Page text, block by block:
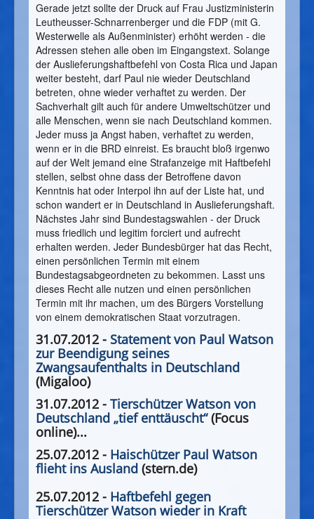
Gerade jetzt sollte der Druck auf Frau Justizministerin
Leutheusser-Schnarrenberger und die FDP (mit G.
Westerwelle als Außenminister) erhöht werden - die
Adressen stehen alle oben im Eingangstext. Solange
der Auslieferungshaftbefehl von Costa Rica und Japan
weiter besteht, darf Paul nie wieder Deutschland
betreten, ohne wieder verhaftet zu werden. Der
Sachverhalt gilt auch für andere Umweltschützer und
alle Menschen, wenn sie nach Deutschland kommen.
Jeder muss ja Angst haben, verhaftet zu werden,
wenn er in die BRD einreist. Es braucht bloß irgenwo
auf der Welt jemand eine Strafanzeige mit Haftbefehl
stellen, selbst ohne dass der Betroffene davon
Kenntnis hat oder Interpol ihn auf der Liste hat, und
schon wandert er in Deutschland in Auslieferungshaft.
Nächstes Jahr sind Bundestagswahlen - der Druck
muss friedlich und legitim forciert und aufrecht
erhalten werden. Jeder Bundesbürger hat das Recht,
einen persönlichen Termin mit einem
Bundestagsabgeordneten zu bekommen. Lasst uns
dieses Recht alle nutzen und einen persönlichen
Termin mit ihr machen, um des Bürgers Vorstellung
von einem demokratischen Staat vorzutragen.
31.07.2012 - Statement von Paul Watson
zur Beendigung seines
Zwangsaufenthalts in Deutschland
(Migaloo)
31.07.2012 - Tierschützer Watson von
Deutschland „tief enttäuscht“(Focus
online)...
25.07.2012 - Haischützer Paul Watson
flieht ins Ausland (stern.de)
25.07.2012 - Haftbefehl gegen
Tierschützer Watson wieder in Kraft